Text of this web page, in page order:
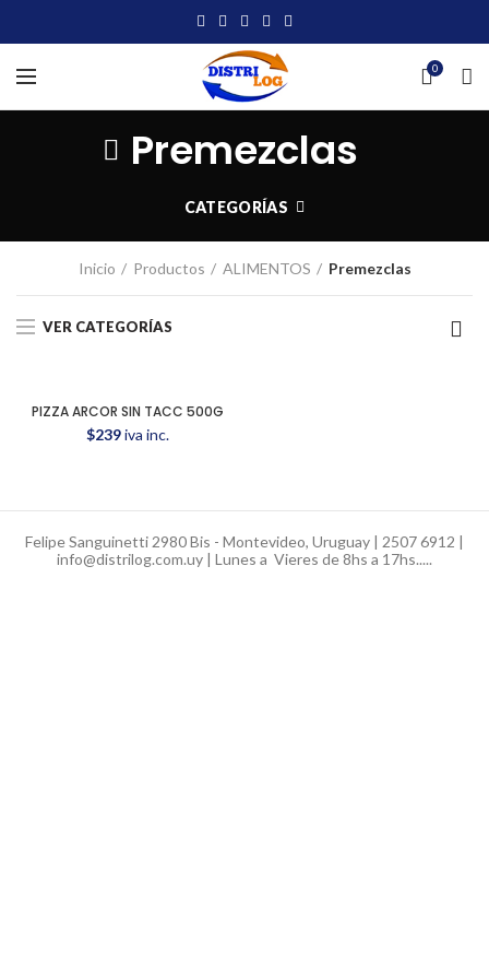
0
Premezclas
CATEGORÍAS
Inicio Productos ALIMENTOS Premezclas
VER CATEGORÍAS
PIZZA ARCOR SIN TACC 500G
$239iva inc.
Felipe Sanguinetti 2980 Bis - Montevideo, Uruguay | 2507 6912 |
info@distrilog.com.uy | Lunes a Vieres de 8hs a 17hs.....